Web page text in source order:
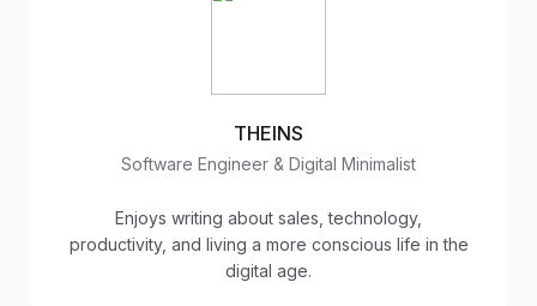
THEINS
Software Engineer & Digital Minimalist
Enjoys writing about sales, technology,
productivity, and living a more conscious life in the
digital age.